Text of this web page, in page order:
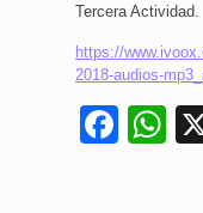
Tercera Actividad.
https://
2018-audios-